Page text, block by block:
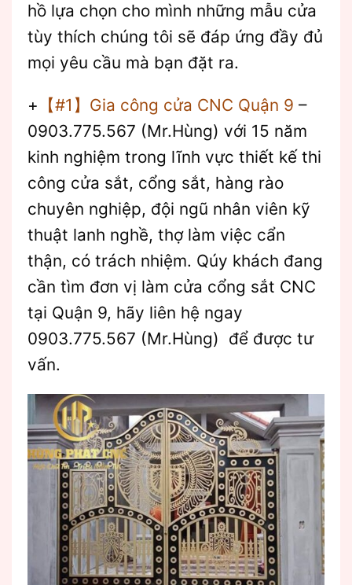
hồ lựa chọn cho mình những mẫu cửa
tùy thích chúng tôi sẽ đáp ứng đầy đủ
mọi yêu cầu mà bạn đặt ra.
+ 【#1】Gia công cửa CNC Quận 9 –
0903.775.567 (Mr.Hùng) với 15 năm
kinh nghiệm trong lĩnh vực thiết kế thi
công cửa sắt, cổng sắt, hàng rào
chuyên nghiệp, đội ngũ nhân viên kỹ
thuật lanh nghề, thợ làm việc cẩn
thận, có trách nhiệm. Qúy khách đang
cần tìm đơn vị làm cửa cổng sắt CNC
tại Quận 9, hãy liên hệ ngay
0903.775.567 (Mr.Hùng) để được tư
vấn.